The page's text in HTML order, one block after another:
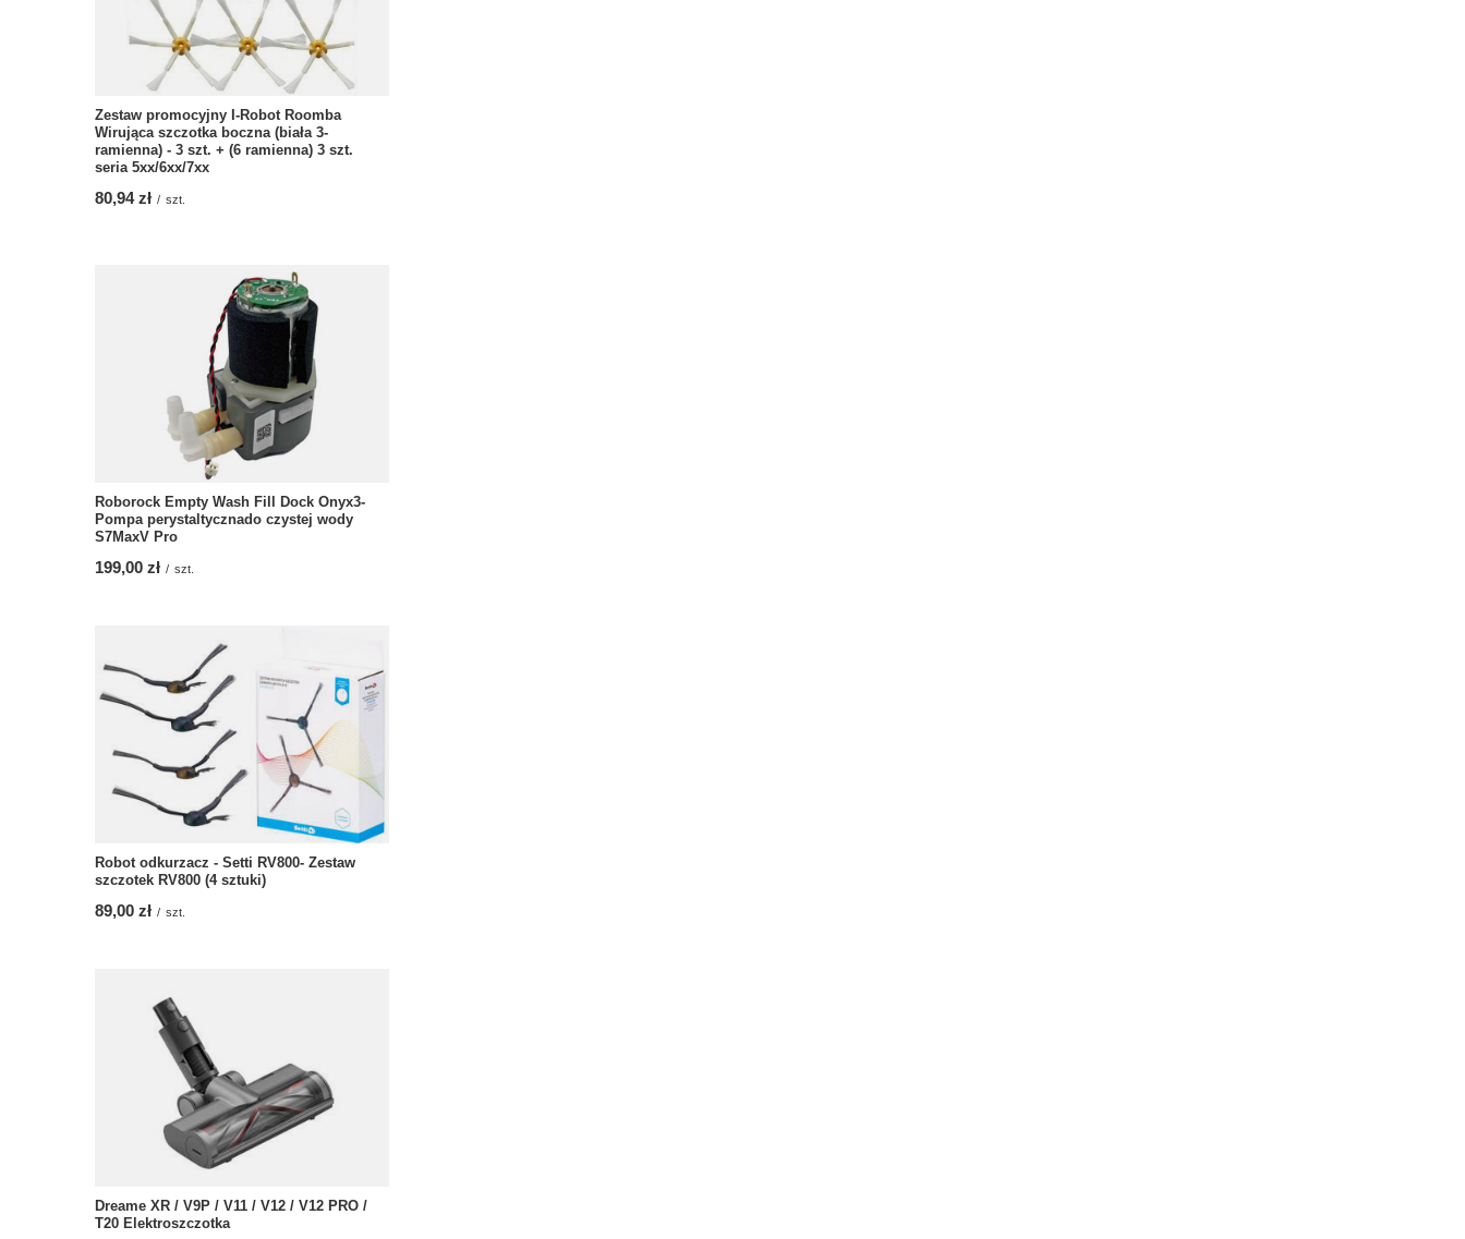
Zestaw promocyjny I-Robot Roomba
Wirująca szczotka boczna (biała 3-
ramienna) - 3 szt. + (6 ramienna) 3 szt.
seria 5xx/6xx/7xx
80,94 zł / szt.
Roborock Empty Wash Fill Dock Onyx3-
Pompa perystaltycznado czystej wody
S7MaxV Pro
199,00 zł / szt.
Robot odkurzacz - Setti RV800- Zestaw
szczotek RV800 (4 sztuki)
89,00 zł / szt.
Dreame XR / V9P / V11 / V12 / V12 PRO /
T20 Elektroszczotka